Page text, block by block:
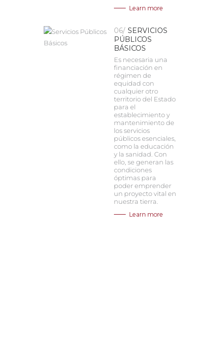
Learn more
06/ SERVICIOS
PÚBLICOS
BÁSICOS
Es necesaria una
financiación en
régimen de
equidad con
cualquier otro
territorio del Estado
para el
establecimiento y
mantenimiento de
los servicios
públicos esenciales,
como la educación
y la sanidad. Con
ello, se generan las
condiciones
óptimas para
poder emprender
un proyecto vital en
nuestra tierra.
Learn more